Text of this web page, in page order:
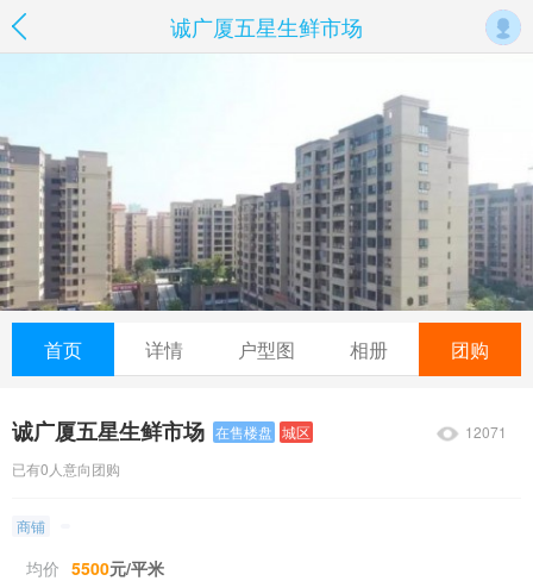
诚广厦五星生鲜市场
首页 详情 户型图 相册 团购
12071
诚广厦五星生鲜市场 在售楼盘 城区
已有0人意向团购
商铺
均价 5500元/平米